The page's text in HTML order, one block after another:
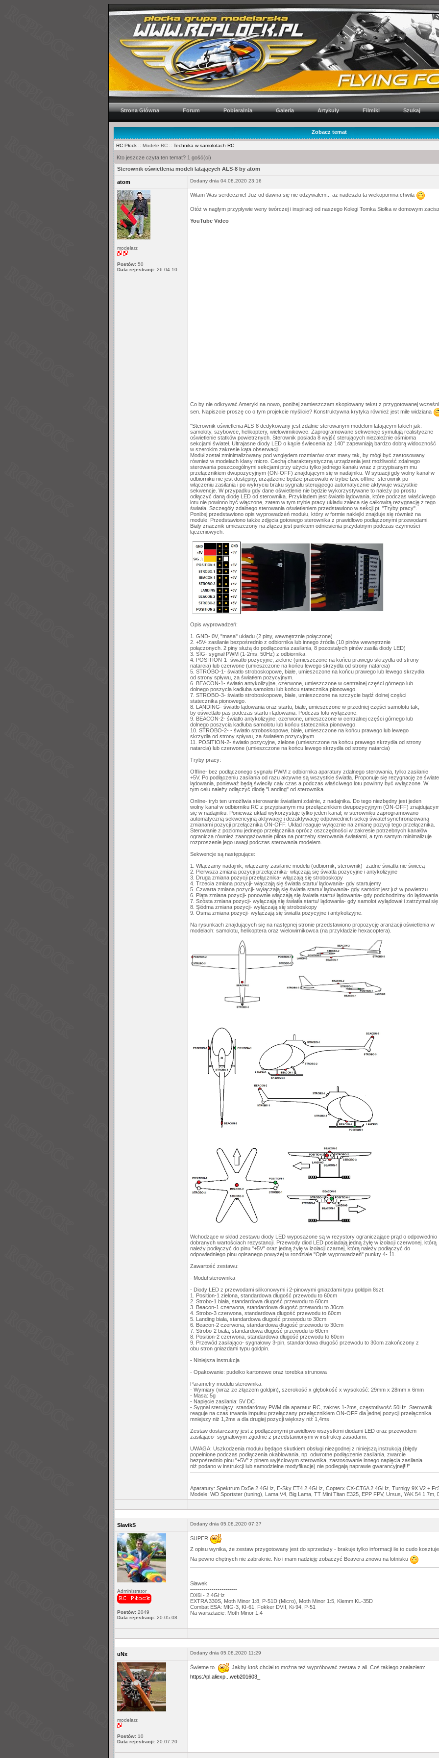
Strona Główna Forum Pobieralnia Galeria Artykuły Filmiki Szukaj
Zobacz temat
RC Płock :: Modele RC :: Technika w samolotach RC
Kto jeszcze czyta ten temat? 1 gość(ci)
Sterownik oświetlenia modeli latających ALS-8 by atom
atom Dodany dnia 04.08.2020 23:16
modelarz
Postów: 50
Data rejestracji: 26.04.10
Witam Was serdecznie! Już od dawna się nie odzywałem... aż nadeszła ta wiekopomna chwila
Otóż w nagłym przypływie weny twórczej i inspiracji od naszego Kolegi Tomka Siołka w domowym
YouTube Video
Co by nie odkrywać Ameryki na nowo, poniżej zamieszczam skopiowany tekst z przygotowanej
sen. Napiszcie proszę co o tym projekcie myślicie? Konstruktywna krytyka również jest mile widziana
"Sterownik oświetlenia ALS-8 dedykowany jest zdalnie sterowanym modelom latającym takich jak:
samoloty, szybowce, helikoptery, wielowirnikowce. Zaprogramowane sekwencje symulują realistyczne
oświetlenie statków powietrznych. Sterownik posiada 8 wyjść sterujących niezależnie ośmioma
sekcjami świateł. Ultrajasne diody LED o kącie świecenia aż 140° zapewniają bardzo dobrą widoczność
w szerokim zakresie kąta obserwacji.
Moduł został zminimalizowany pod względem rozmiarów oraz masy tak, by mógł być zastosowany
również w modelach klasy micro. Cechą charakterystyczną urządzenia jest możliwość zdalnego
sterowania poszczególnymi sekcjami przy użyciu tylko jednego kanału wraz z przypisanym mu
przełącznikiem dwupozycyjnym (ON-OFF) znajdującym się w nadajniku. W sytuacji gdy wolny kanał w
odbiorniku nie jest dostępny, urządzenie będzie pracowało w trybie tzw. offline- sterownik po
włączeniu zasilania i po wykryciu braku sygnału sterującego automatycznie aktywuje wszystkie
sekwencje. W przypadku gdy dane oświetlenie nie będzie wykorzystywane to należy po prostu
odłączyć daną diodę LED od sterownika. Przykładem jest światło lądowania, które podczas właściwego
lotu nie powinno być włączone, zatem w tym trybie pracy układu zaleca się całkowitą rezygnację z tego
światła. Szczegóły zdalnego sterowania oświetleniem przedstawiono w sekcji pt. "Tryby pracy".
Poniżej przedstawiono opis wyprowadzeń modułu, który w formie naklejki znajduje się również na
module. Przedstawiono także zdjęcia gotowego sterownika z prawidłowo podłączonymi przewodami.
Biały znacznik umieszczony na złączu jest punktem odniesienia przydatnym podczas czynności
łączeniowych.
Opis wyprowadzeń:
1. GND- 0V, "masa" układu (2 piny, wewnętrznie połączone)
2. +5V- zasilanie bezpośrednio z odbiornika lub innego źródła (10 pinów wewnętrznie
połączonych. 2 piny służą do podłączenia zasilania, 8 pozostałych pinów zasila diody LED)
3. SIG- sygnał PWM (1-2ms, 50Hz) z odbiornika.
4. POSITION-1- światło pozycyjne, zielone (umieszczone na końcu prawego skrzydła od strony
natarcia) lub czerwone (umieszczone na końcu lewego skrzydła od strony natarcia)
5. STROBO-1- światło stroboskopowe, białe, umieszczone na końcu prawego lub lewego skrzydła
od strony spływu, za światłem pozycyjnym.
6. BEACON-1- światło antykolizyjne, czerwone, umieszczone w centralnej części górnego lub
dolnego poszycia kadłuba samolotu lub końcu statecznika pionowego.
7. STROBO-3- światło stroboskopowe, białe, umieszczone na szczycie bądź dolnej części
statecznika pionowego.
8. LANDING- światło lądowania oraz startu, białe, umieszczone w przedniej części samolotu tak,
by oświetlało pas podczas startu i lądowania. Podczas lotu wyłączone.
9. BEACON-2- światło antykolizyjne, czerwone, umieszczone w centralnej części górnego lub
dolnego poszycia kadłuba samolotu lub końcu statecznika pionowego.
10. STROBO-2- - światło stroboskopowe, białe, umieszczone na końcu prawego lub lewego
skrzydła od strony spływu, za światłem pozycyjnym.
11. POSITION-2- światło pozycyjne, zielone (umieszczone na końcu prawego skrzydła od strony
natarcia) lub czerwone (umieszczone na końcu lewego skrzydła od strony natarcia)
Tryby pracy:
Offline- bez podłączonego sygnału PWM z odbiornika aparatury zdalnego sterowania, tylko zasilanie
+5V. Po podłączeniu zasilania od razu aktywne są wszystkie światła. Proponuje się rezygnację ze
lądowania, ponieważ będą świeciły cały czas a podczas właściwego lotu powinny być wyłączone. W
tym celu należy odłączyć diodę "Landing" od sterownika.
Online- tryb ten umożliwia sterowanie światłami zdalnie, z nadajnika. Do tego niezbędny jest jeden
wolny kanał w odbiorniku RC z przypisanym mu przełącznikiem dwupozycyjnym (ON-OFF)
się w nadajniku. Ponieważ układ wykorzystuje tylko jeden kanał, w sterowniku zaprogramowano
automatyczną sekwencyjną aktywację i dezaktywację odpowiednich sekcji świateł synchronizowaną
zmianami pozycji przełącznika ON-OFF. Układ reaguje wyłącznie na zmianę pozycji tego przełącznika.
Sterowanie z poziomu jednego przełącznika oprócz oszczędności w zakresie potrzebnych kanałów
ogranicza również zaangażowanie pilota na potrzeby sterowania światłami, a tym samym minimalizuje
rozproszenie jego uwagi podczas sterowania modelem.
Sekwencje są następujące:
1. Włączamy nadajnik, włączamy zasilanie modelu (odbiornik, sterownik)- żadne światła nie świecą
2. Pierwsza zmiana pozycji przełącznika- włączają się światła pozycyjne i antykolizyjne
3. Druga zmiana pozycji przełącznika- włączają się stroboskopy
4. Trzecia zmiana pozycji- włączają się światła startu/ lądowania- gdy startujemy
5. Czwarta zmiana pozycji- wyłączają się światła startu/ lądowania- gdy samolot jest już w powietrzu
6. Piąta zmiana pozycji- ponownie włączają się światła startu/ lądowania- gdy podchodzimy do
7. Szósta zmiana pozycji- wyłączają się światła startu/ lądowania- gdy samolot wylądował i zatrzymał się
8. Siódma zmiana pozycji- wyłączają się stroboskopy
9. Ósma zmiana pozycji- wyłączają się światła pozycyjne i antykolizyjne.
Na rysunkach znajdujących się na następnej stronie przedstawiono propozycję aranżacji oświetlenia w
modelach: samolotu, helikoptera oraz wielowirnikowca (na przykładzie hexacoptera).
Wchodzące w skład zestawu diody LED wyposażone są w rezystory ograniczające prąd o odpowiednio
dobranych wartościach rezystancji. Przewody diod LED posiadają jedną żyłę w izolacji czerwonej, którą
należy podłączyć do pinu "+5V" oraz jedną żyłę w izolacji czarnej, którą należy podłączyć do
odpowiedniego pinu opisanego powyżej w rozdziale "Opis wyprowadzeń" punkty 4- 11.
Zawartość zestawu:
- Moduł sterownika
- Diody LED z przewodami silikonowymi i 2-pinowymi gniazdami typu goldpin 8szt:
1. Position-1 zielona, standardowa długość przewodu to 60cm
2. Strobo-1 biała, standardowa długość przewodu to 60cm
3. Beacon-1 czerwona, standardowa długość przewodu to 30cm
4. Strobo-3 czerwona, standardowa długość przewodu to 60cm
5. Landing biała, standardowa długość przewodu to 30cm
6. Beacon-2 czerwona, standardowa długość przewodu to 30cm
7. Strobo-2 biała, standardowa długość przewodu to 60cm
8. Position-2 czerwona, standardowa długość przewodu to 60cm
9. Przewód zasilająco- sygnałowy 3-pin, standardowa długość przewodu to 30cm zakończony z
obu stron gniazdami typu goldpin.
- Niniejsza instrukcja
- Opakowanie: pudełko kartonowe oraz torebka strunowa
Parametry modułu sterownika:
- Wymiary (wraz ze złączem goldpin), szerokość x głębokość x wysokość: 29mm x 28mm x 6mm
- Masa: 5g
- Napięcie zasilania: 5V DC
- Sygnał sterujący: standardowy PWM dla aparatur RC, zakres 1-2ms, częstotliwość 50Hz. Sterownik
reaguje na czas trwania impulsu przełączany przełącznikiem ON-OFF dla jednej pozycji przełącznika
mniejszy niż 1,2ms a dla drugiej pozycji większy niż 1,4ms.
Zestaw dostarczany jest z podłączonymi prawidłowo wszystkimi diodami LED oraz przewodem
zasilająco- sygnałowym zgodnie z przedstawionymi w instrukcji zasadami.
UWAGA: Uszkodzenia modułu będące skutkiem obsługi niezgodnej z niniejszą instrukcją (błędy
popełnione podczas podłączenia okablowania, np. odwrotne podłączenie zasilania, zwarcie
bezpośrednio pinu "+5V" z pinem wyjściowym sterownika, zastosowanie innego napięcia zasilania
niż podano w instrukcji lub samodzielne modyfikacje) nie podlegają naprawie gwarancyjnej!!!"
Aparatury: Spektrum Dx5e 2.4GHz, E-Sky ET4 2.4GHz, Copterx CX-CT6A 2.4GHz, Turnigy 9X V2 +
Modele: WD Sportster (tuning), Lama V4, Big Lama, TT Mini Titan E325, EPP FPV, Ursus, YAK 54 1.7m,
SlavikS Dodany dnia 05.08.2020 07:37
Administrator
Postów: 2049
Data rejestracji: 20.05.08
SUPER
Z opisu wynika, że zestaw przygotowany jest do sprzedaży - brakuje tylko informacji ile to cudo
Na pewno chętnych nie zabraknie. No i mam nadzieję zobaczyć Beavera znowu na lotnisku
Sławek
------------------------
DX6i - 2.4GHz
EXTRA 330S, Moth Minor 1:8, P-51D (Micro), Moth Minor 1:5, Klemm KL-35D
Combat ESA: MIG-3, KI-61, Fokker DVII, Ki-94, P-51
Na warsztacie: Moth Minor 1:4
uNx Dodany dnia 05.08.2020 11:29
modelarz
Postów: 10
Data rejestracji: 20.07.20
Świetne to.
Jakby ktoś chciał to można też wypróbować zestaw z ali. Coś takiego znalazłem:
https://pl.aliexp...web201603_